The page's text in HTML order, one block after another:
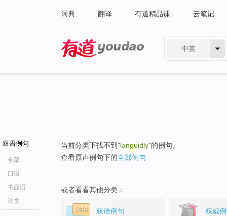
词典 翻译 有道精品课 云笔记
中英
双语例句
全部
口语
书面语
论文
当前分类下找不到"languidly"的例句。
查看原声例句下的全部例句
或者看看其他分类：
双语例句 权威